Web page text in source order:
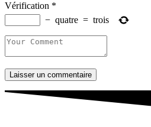
Vérification *
− quatre = trois
Laisser un commentaire